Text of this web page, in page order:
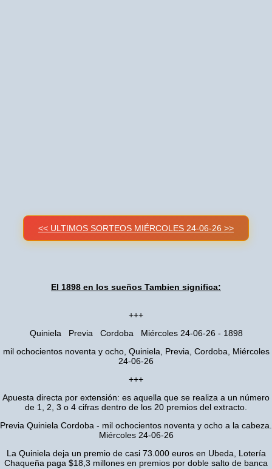
<< ULTIMOS SORTEOS MIÉRCOLES 24-06-26 >>
El 1898 en los sueños Tambien significa:
+++
Quiniela Previa Cordoba Miércoles 24-06-26 - 1898
mil ochocientos noventa y ocho, Quiniela, Previa, Cordoba, Miércoles
24-06-26
+++
Apuesta directa por extensión: es aquella que se realiza a un número
de 1, 2, 3 o 4 cifras dentro de los 20 premios del extracto.
Previa Quiniela Cordoba - mil ochocientos noventa y ocho a la cabeza.
Miércoles 24-06-26
La Quiniela deja un premio de casi 73.000 euros en Ubeda, Lotería
Chaqueña paga $18,3 millones en premios por doble salto de banca